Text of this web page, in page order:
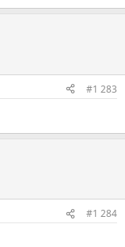
#1 283
#1 284